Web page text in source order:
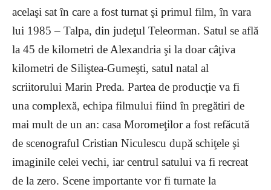
acelaşi sat în care a fost turnat şi primul film, în vara
lui 1985 – Talpa, din judeţul Teleorman. Satul se află
la 45 de kilometri de Alexandria şi la doar câţiva
kilometri de Siliştea-Gumeşti, satul natal al
scriitorului Marin Preda. Partea de producţie va fi
una complexă, echipa filmului fiind în pregătiri de
mai mult de un an: casa Moromeţilor a fost refăcută
de scenograful Cristian Niculescu după schiţele şi
imaginile celei vechi, iar centrul satului va fi recreat
de la zero. Scene importante vor fi turnate la